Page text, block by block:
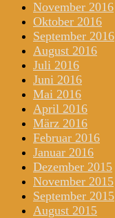
November 2016
Oktober 2016
September 2016
August 2016
Juli 2016
Juni 2016
Mai 2016
April 2016
März 2016
Februar 2016
Januar 2016
Dezember 2015
November 2015
September 2015
August 2015